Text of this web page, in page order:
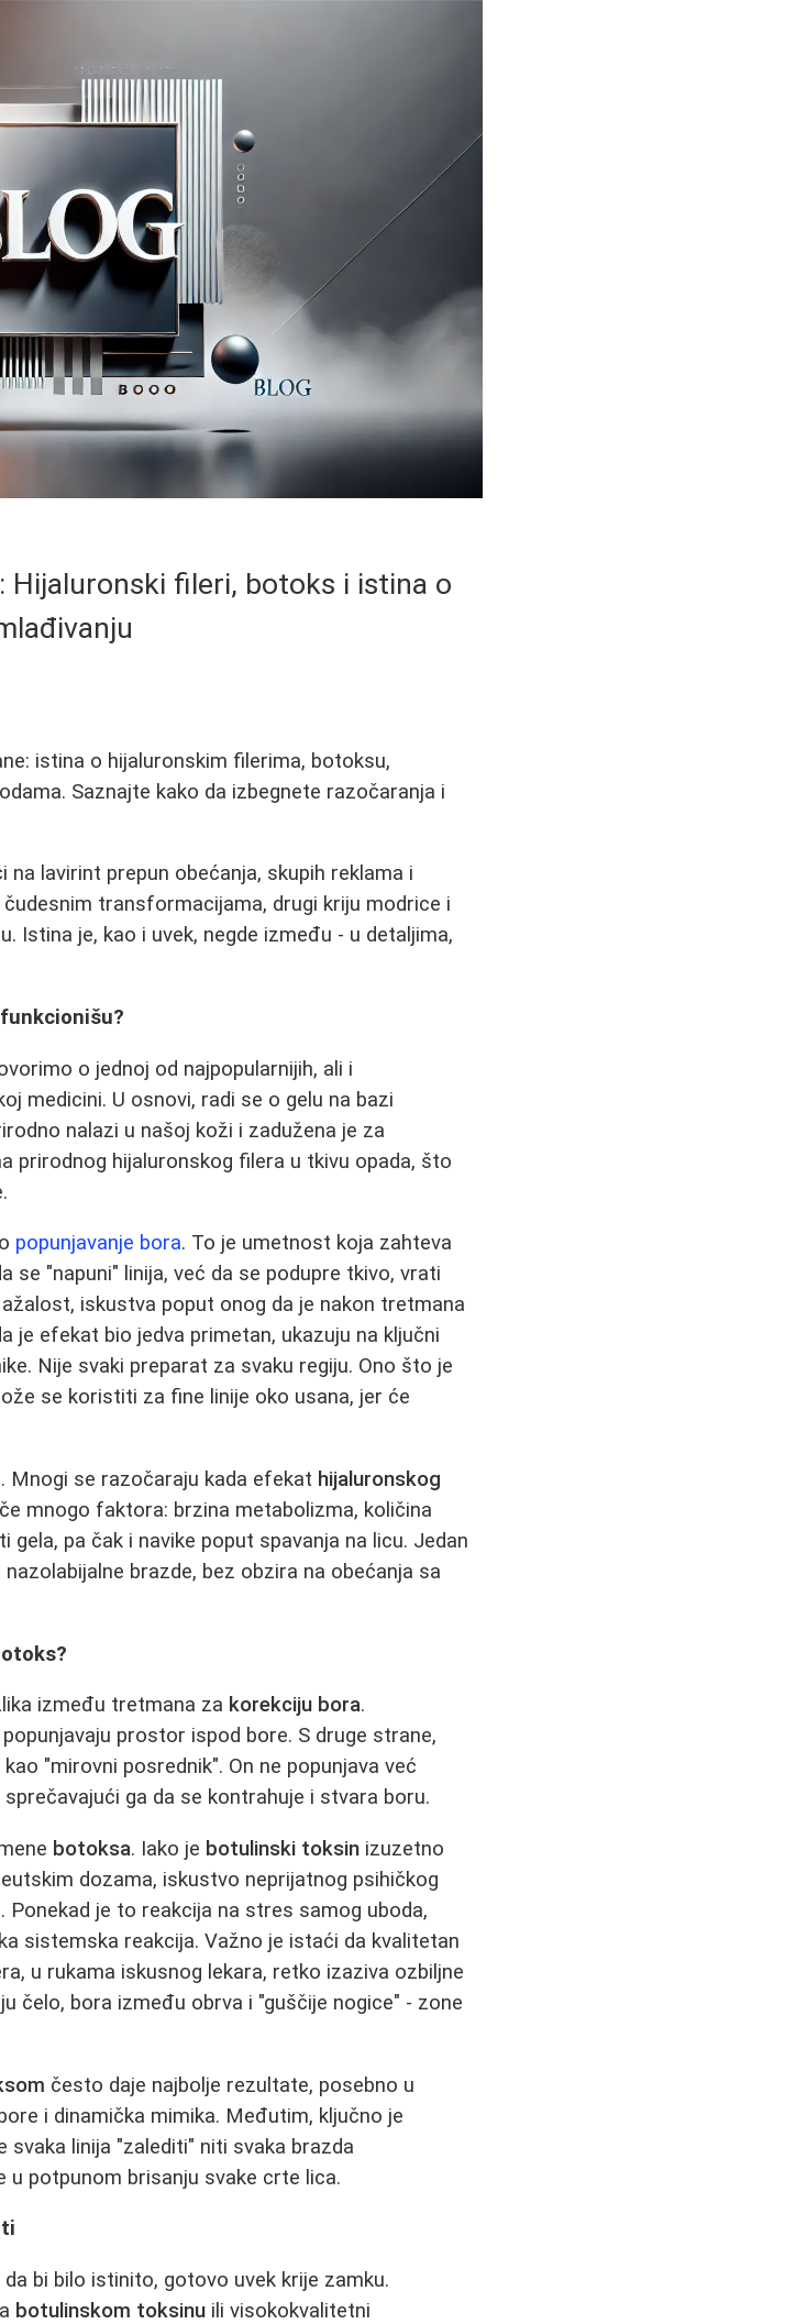
fileri, botoks i istina o
istina o hijaluronskim filerima, botoksu,
Saznajte kako da izbegnete razočaranja i
lavirint prepun obećanja, skupih reklama i
transformacijama, drugi kriju modrice i
Istina je, kao i uvek, negde između - u detaljima,
o jednoj od najpopularnijih, ali i
medicini. U osnovi, radi se o gelu na bazi
nalazi u našoj koži i zadužena je za
prirodnog hijaluronskog filera u tkivu opada, što
popunjavanje bora. To je umetnost koja zahteva
se "napuni" linija, već da se podupre tkivo, vrati
iskustva poput onog da je nakon tretmana
je efekat bio jedva primetan, ukazuju na ključni
Nije svaki preparat za svaku regiju. Ono što je
se koristiti za fine linije oko usana, jer će
Mnogi se razočaraju kada efekat hijaluronskog
mnogo faktora: brzina metabolizma, količina
pa čak i navike poput spavanja na licu. Jedan
brazde, bez obzira na obećanja sa
između tretmana za korekciju bora.
prostor ispod bore. S druge strane,
kao "mirovni posrednik". On ne popunjava već
ga da se kontrahuje i stvara boru.
botoksa. Iako je botulinski toksin izuzetno
dozama, iskustvo neprijatnog psihičkog
Ponekad je to reakcija na stres samog uboda,
sistemska reakcija. Važno je istaći da kvalitetan
u rukama iskusnog lekara, retko izaziva ozbiljne
čelo, bora između obrva i "guščije nogice" - zone
često daje najbolje rezultate, posebno u
i dinamička mimika. Međutim, ključno je
linija "zalediti" niti svaka brazda
u potpunom brisanju svake crte lica.
bi bilo istinito, gotovo uvek krije zamku.
botulinskom toksinu ili visokokvalitetni